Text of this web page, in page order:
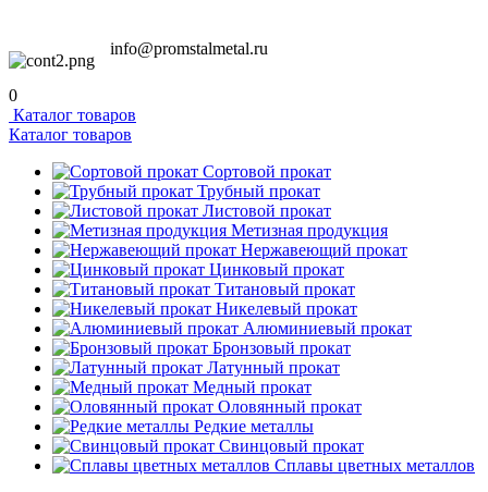
info@promstalmetal.ru
0
Каталог товаров
Каталог товаров
Сортовой прокат
Трубный прокат
Листовой прокат
Метизная продукция
Нержавеющий прокат
Цинковый прокат
Титановый прокат
Никелевый прокат
Алюминиевый прокат
Бронзовый прокат
Латунный прокат
Медный прокат
Оловянный прокат
Редкие металлы
Свинцовый прокат
Сплавы цветных металлов